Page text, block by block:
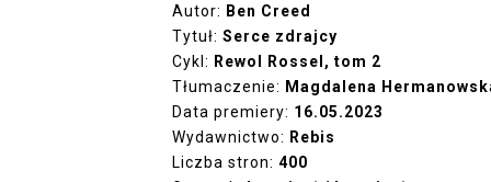
Autor: Ben Creed
Tytuł: Serce zdrajcy
Cykl: Rewol Rossel, tom 2
Tłumaczenie: Magdalena Hermanowsk
Data premiery: 16.05.2023
Wydawnictwo: Rebis
Liczba stron: 400